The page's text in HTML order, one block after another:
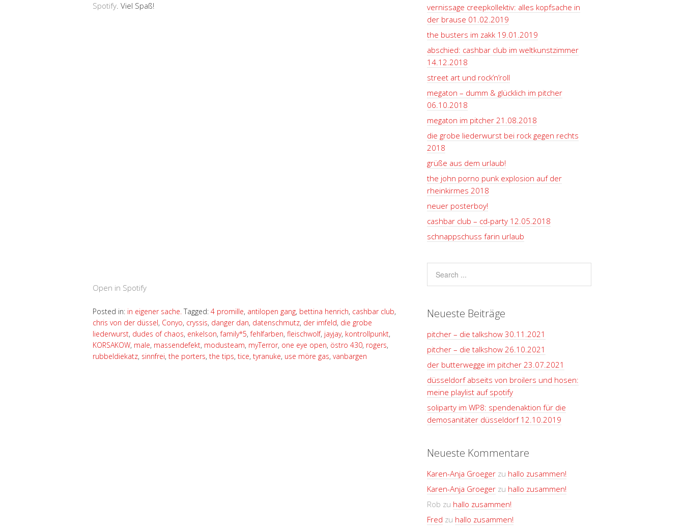
Spotify. Viel Spaß!
Open in Spotify
Posted in: in eigener sache. Tagged: 4 promille, antilopen gang, bettina henrich, cashbar club,
chris von der düssel, Conyo, cryssis, danger dan, datenschmutz, der imfeld, die grobe
liederwurst, dudes of chaos, enkelson,family*5,fehlfarben, fleischwolf, jayjay, kontrollpunkt,
KORSAKOW, male, massendefekt, modusteam, myTerror, one eye open, östro 430, rogers,
rubbeldiekatz, sinnfrei, the porters, the tips, tice, tyranuke, use möre gas, vanbargen
vernissage creepkollektiv: alles kopfsache in
der brause 01.02.2019
the busters im zakk 19.01.2019
abschied: cashbar club im weltkunstzimmer
14.12.2018
street art und rock’n’roll
megaton – dumm & glücklich im pitcher
06.10.2018
megaton im pitcher 21.08.2018
die grobe liederwurst bei rock gegen rechts
2018
grüße aus dem urlaub!
the john porno punk explosion auf der
rheinkirmes 2018
neuer posterboy!
cashbar club – cd-party 12.05.2018
schnappschuss farin urlaub
Neueste Beiträge
pitcher – die talkshow 30.11.2021
pitcher – die talkshow 26.10.2021
der butterwegge im pitcher 23.07.2021
düsseldorf abseits von broilers und hosen:
meine playlist auf spotify
soliparty im WP8: spendenaktion für die
demosanitäter düsseldorf 12.10.2019
Neueste Kommentare
Karen-Anja Groegerzu hallo zusammen!
Karen-Anja Groegerzu hallo zusammen!
Rob zu hallo zusammen!
Fred zu hallo zusammen!